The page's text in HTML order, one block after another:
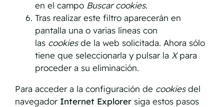
en el campo Buscar cookies.
Tras realizar este filtro aparecerán en
pantalla una o varias líneas con
las cookiesde la web solicitada. Ahora sólo
tiene que seleccionarla y pulsar la Xpara
proceder a su eliminación.
Para acceder a la configuración de cookiesdel
navegador Internet Explorersiga estos pasos